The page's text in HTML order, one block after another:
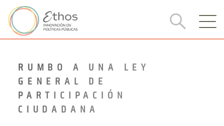
RUMBO A UNA LEY
GENERAL DE
PARTICIPACIÓN
CIUDADANA